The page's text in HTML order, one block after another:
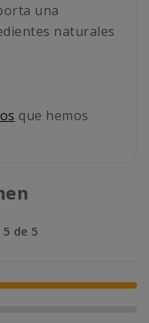
una
naturales
que hemos
5 de 5